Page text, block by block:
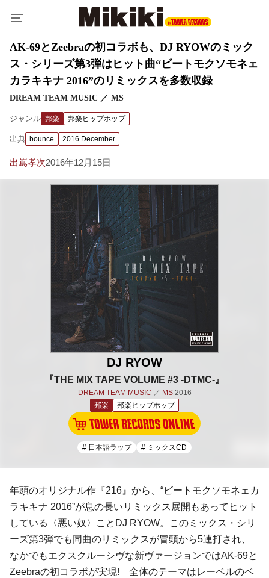
AK-69とZeebraの初コラボも、DJ RYOWのミック
ス・シリーズ第3弾はヒット曲“ビートモクソモネェ
カラキキナ 2016”のリミックスを多数収録
DREAM TEAM MUSIC ／ MS
ジャンル 邦楽 邦楽ヒップホップ
出典 bounce 2016 December
出嶌孝次2016年12月15日
DJ RYOW
『THE MIX TAPE VOLUME #3 -DTMC-』
DREAM TEAM MUSIC ／ MS2016
邦楽
邦楽ヒップホップ
# 日本語ラップ # ミックスCD
年頭のオリジナル作『216』から、“ビートモクソモネェカ
ラキキナ 2016”が息の長いリミックス展開もあってヒット
している〈悪い奴〉こと DJ RYOW。このミックス・シリ
ーズ第3弾でも同曲のリミックスが冒頭から5連打され、
なかでもエクスクルーシヴな新ヴァージョンではAK-69と
Zeebraの初コラボが実現! 全体のテーマはレーベルのベ